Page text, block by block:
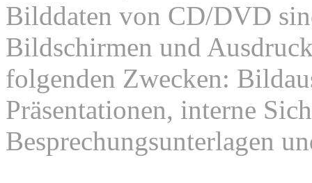
Bilddaten von CD/DVD
Bildschirmen und
folgenden Zwecken:
Präsentationen, interne
Besprechungsunterlagen